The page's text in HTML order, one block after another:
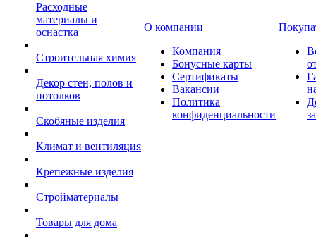
Расходные
материалы и
оснастка
Строительная химия
Декор стен, полов и
потолков
Скобяные изделия
Климат и вентиляция
Крепежные изделия
Стройматериалы
Товары для дома
О компании
Компания
Бонусные карты
Сертификаты
Вакансии
Политика
конфиденциальности